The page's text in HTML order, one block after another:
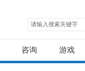
请输入搜索关键字
咨询 游戏